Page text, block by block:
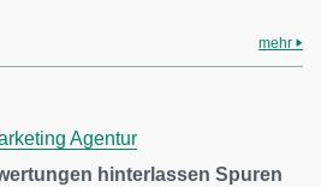
mehr
Agentur
hinterlassen Spuren